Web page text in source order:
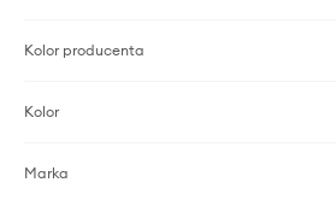
Kolor producenta
Kolor
Marka